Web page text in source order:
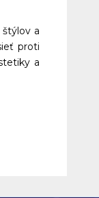
a
proti
a